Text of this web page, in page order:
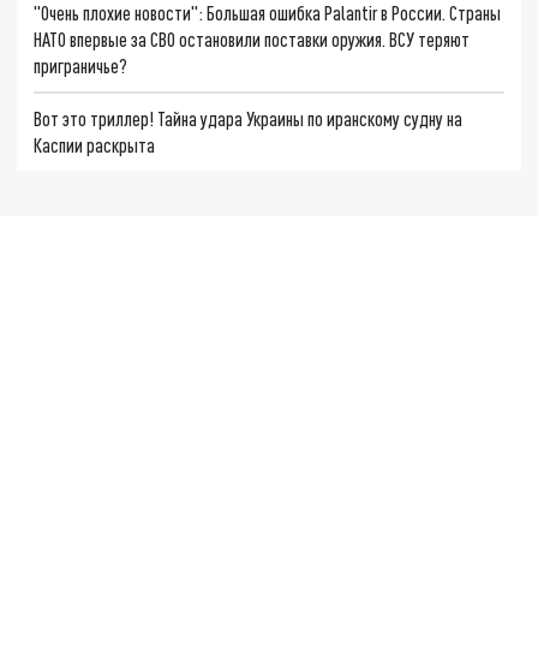
"Очень плохие новости": Большая ошибка Palantir в России. Страны
НАТО впервые за СВО остановили поставки оружия. ВСУ теряют
приграничье?
Вот это триллер! Тайна удара Украины по иранскому судну на
Каспии раскрыта